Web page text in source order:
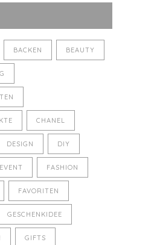
BACKEN BEAUTY
CHANEL
DESIGN DIY
EVENT FASHION
FAVORITEN
GESCHENKIDEE
GIFTS